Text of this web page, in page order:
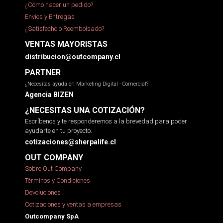
¿Cómo hacer un pedido?
Envíos y Entregas
¿Satisfecho o Reembolsado?
VENTAS MAYORISTAS
distribucion@outcompany.cl
PARTNER
¿Necesitas ayuda en Marketing Digital - Comercial?
Agencia BIZEN
¿NECESITAS UNA COTIZACIÓN?
Escríbenos y te responderemos a la brevedad para poder
ayudarte en tu proyecto.
cotizaciones@sherpalife.cl
OUT COMPANY
Sobre Out Company
Términos y Condiciones
Devoluciones
Cotizaciones y ventas a empresas
Outcompany SpA